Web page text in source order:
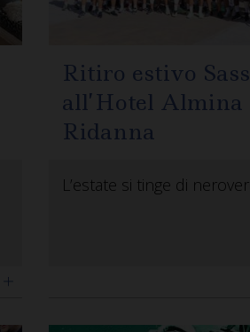
Ritiro estivo
all’Hotel
Ridanna
L’estate si tinge di